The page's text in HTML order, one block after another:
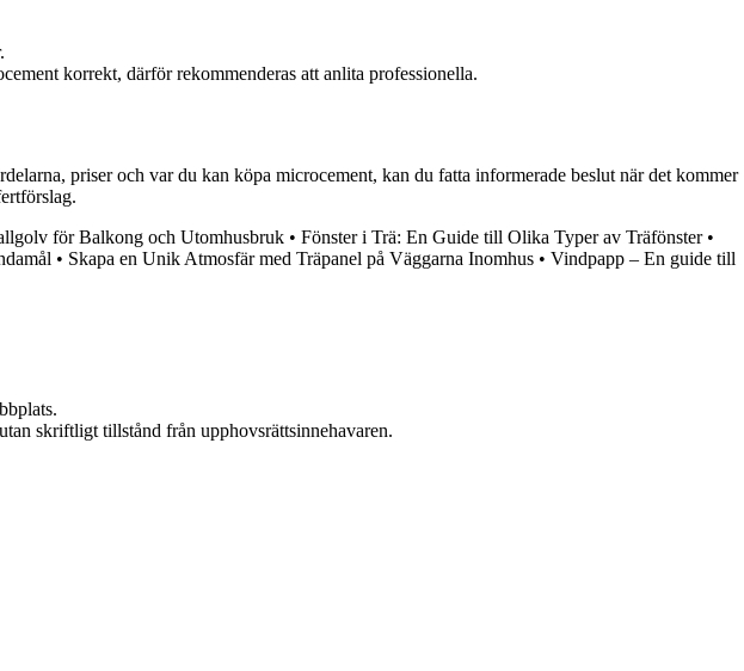
korrekt, därför rekommenderas att anlita professionella.
priser och var du kan köpa microcement, kan du fatta informerade beslut när det kommer
för Balkong och Utomhusbruk • Fönster i Trä: En Guide till Olika Typer av Träfönster•
• Skapa en Unik Atmosfär med Träpanel på Väggarna Inomhus • Vindpapp – En guide till
skriftligt tillstånd från upphovsrättsinnehavaren.